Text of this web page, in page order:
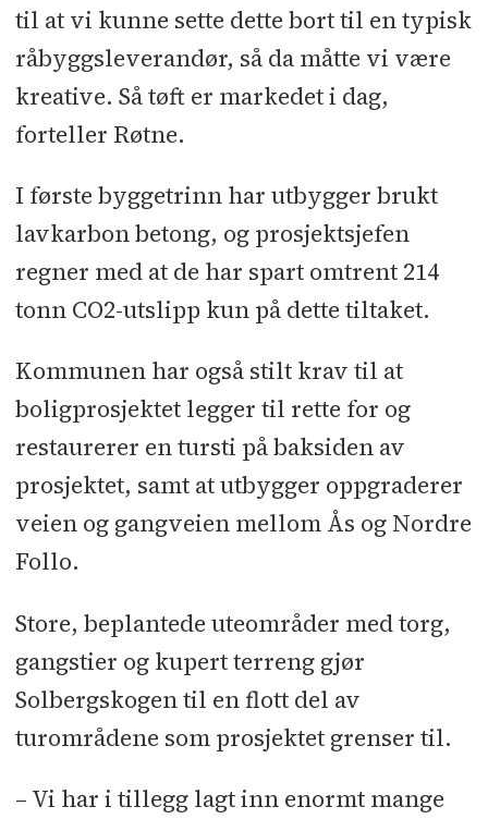
til at vi kunne sette dette bort til en typisk
råbyggsleverandør, så da måtte vi være
kreative. Så tøft er markedet i dag,
forteller Røtne.
I første byggetrinn har utbygger brukt
lavkarbon betong, og prosjektsjefen
regner med at de har spart omtrent 214
tonn CO2-utslipp kun på dette tiltaket.
Kommunen har også stilt krav til at
boligprosjektet legger til rette for og
restaurerer en tursti på baksiden av
prosjektet, samt at utbygger oppgraderer
veien og gangveien mellom Ås og Nordre
Follo.
Store, beplantede uteområder med torg,
gangstier og kupert terreng gjør
Solbergskogen til en flott del av
turområdene som prosjektet grenser til.
– Vi har i tillegg lagt inn enormt mange